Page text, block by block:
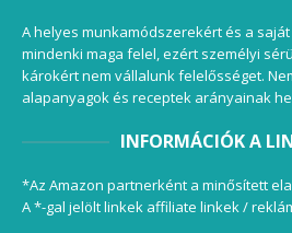
A helyes munkamódszerekért és a
mindenki maga felel, ezért személyi
károkért nem vállalunk felelősséget.
alapanyagok és receptek arányainak
INFORMÁCIÓK A
*Az Amazon partnerként a minősített
A *-gal jelölt linkek affiliate linkek /